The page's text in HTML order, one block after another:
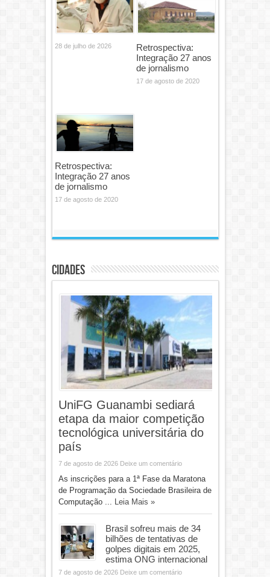
28 de julho de 2026
Retrospectiva:
Integração 27 anos
de jornalismo
17 de agosto de 2020
Retrospectiva:
Integração 27 anos
de jornalismo
17 de agosto de 2020
Cidades
UniFG Guanambi sediará
etapa da maior competição
tecnológica universitária do
país
7 de agosto de 2026 Deixe um comentário
As inscrições para a 1ª Fase da Maratona
de Programação da Sociedade Brasileira de
Computação ... Leia Mais »
Brasil sofreu mais de 34
bilhões de tentativas de
golpes digitais em 2025,
estima ONG internacional
7 de agosto de 2026 Deixe um comentário